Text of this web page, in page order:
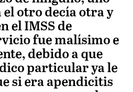
el otro decía otra y
el IMSS de
fue malísimo e
debido a que
particular ya le
si era apendicitis